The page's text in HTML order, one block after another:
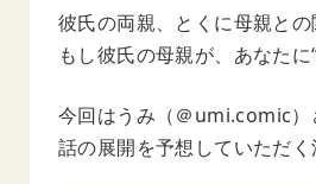
彼氏の両親、とくに母親と
もし彼氏の母親が、あなた
今回はうみ（＠umi.comic）
話の展開を予想していただ